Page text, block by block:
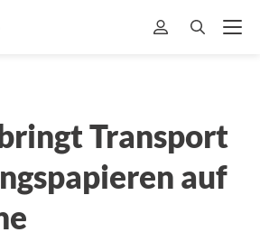
bringt Transport
auf